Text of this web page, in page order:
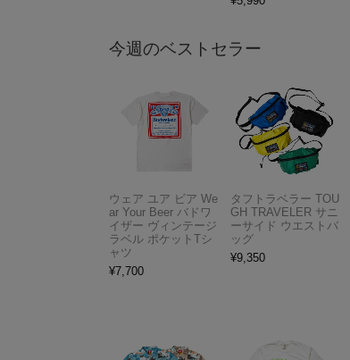
今週のベストセラー
ウェア ユア ビア We
ar Your Beer バドワ
イザー ヴィンテージ
ラベル ポケットTシ
ャツ
¥7,700
タフトラベラー TOU
GH TRAVELER サニ
ーサイド ウエストバ
ッグ
¥9,350